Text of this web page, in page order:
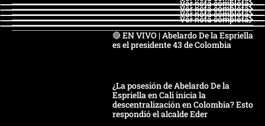
Ver nota completa
Ver nota completa
Ver nota completa
Ver nota completa
🔴 EN VIVO | Abelardo De la Espriella
es el presidente 43 de Colombia
¿La posesión de Abelardo De la
Espriella en Cali inicia la
descentralización en Colombia? Esto
respondió el alcalde Eder